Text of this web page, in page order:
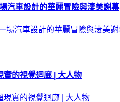
汽車設計的華麗冒險與淒美謝幕
實的視覺迴廊 | 大人物